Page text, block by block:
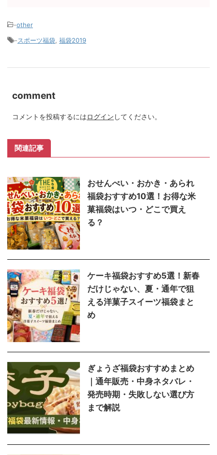
-other
-スポーツ福袋 福袋2019
comment
コメントを投稿するにはログイン してください。
関連記事
おせんべい・おかき・あられ
福袋おすすめ10選！お得な米
菓福袋はいつ・どこで買え
る？
ケーキ福袋おすすめ5選！新春
だけじゃない、夏・通年で狙
える洋菓子スイーツ福袋まと
め
ぎょうざ福袋おすすめまとめ
｜通年販売・中身ネタバレ・
発売時期・失敗しない選び方
まで解説